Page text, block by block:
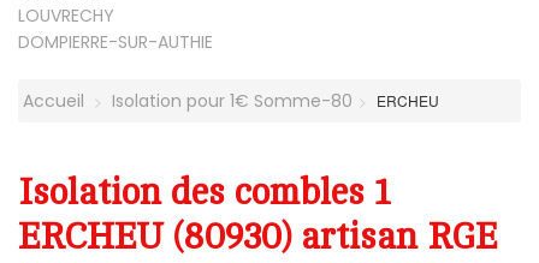
LOUVRECHY
DOMPIERRE-SUR-AUTHIE
Accueil Isolation pour 1€ Somme-80 ERCHEU
Isolation des combles 1
ERCHEU (80930) artisan RGE